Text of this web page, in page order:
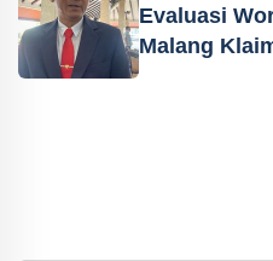
Evaluasi
Malang